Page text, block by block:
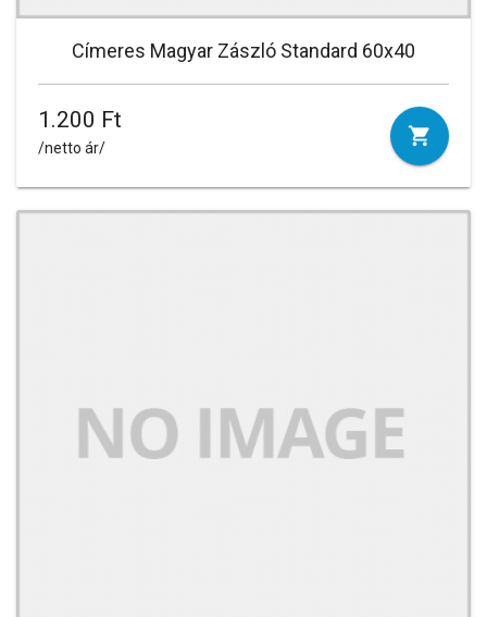
Címeres Magyar Zászló Standard 60x40
1.200 Ft
/netto ár/